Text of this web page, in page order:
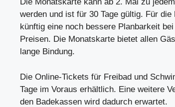
werden und ist für 30 Tage gültig. Für die
künftig eine noch bessere Planbarkeit
Preisen. Die Monatskarte bietet allen
lange Bindung.
Die Online-Tickets für Freibad und
Tage im Voraus erhältlich. Eine weitere
den Badekassen wird dadurch erwartet.